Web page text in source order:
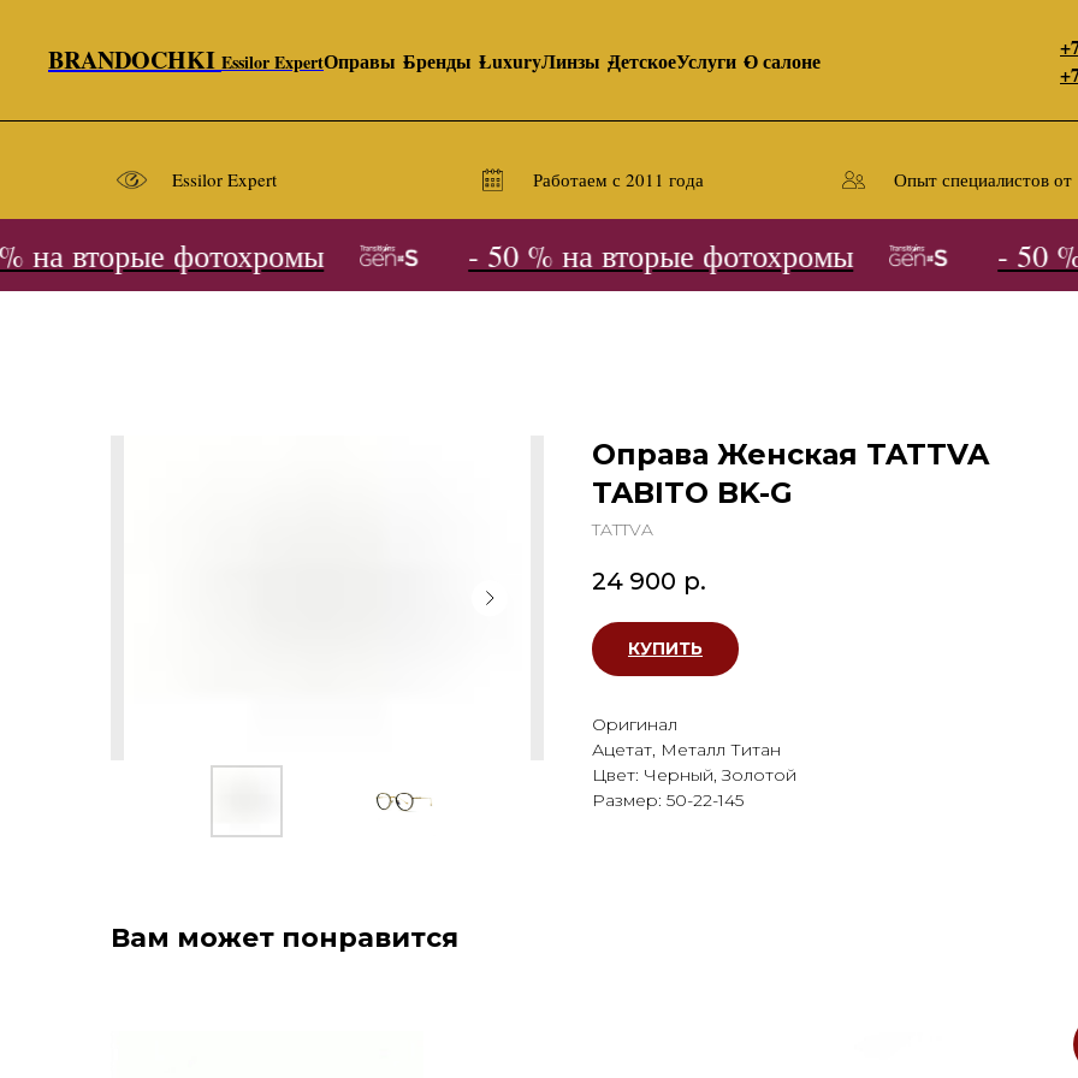
BRANDOCHKI Essilor ExpertОправы Бренды LuxuryЛинзы ДетскоеУслуги О салоне
Essilor Expert Работаем с 2011 года Опыт специалистов от
вторые фотохромы - 50 % на вторые фотохромы - 50 %
Оправа Женская TATTVA
TABITO BK-G
TATTVA
24 900 р.
КУПИТЬ
Оригинал
Ацетат, Металл Титан
Цвет: Черный, Золотой
Размер: 50-22-145
Вам может понравится